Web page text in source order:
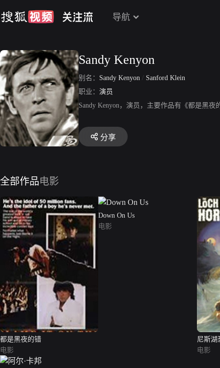
导航
Sandy Kenyon
别名： Sandy Kenyon / Sanford Klein
职业： 演员
Sandy Kenyon，演员，主要作品有《都是黑
分享
全部作品电影
都是黑夜的错
电影
Down On Us
电影
尼斯湖
电影